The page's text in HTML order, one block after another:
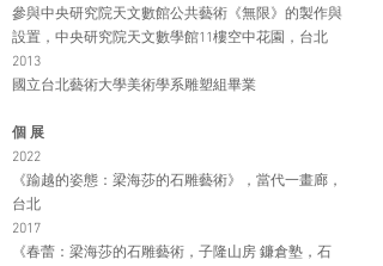
參與中央研究院天文數館公共藝術《無限》的製作與
設置，中央研究院天文數學館11樓空中花園，台北
2013
國立台北藝術大學美術學系雕塑組畢業
個 展
2022
《踰越的姿態：梁海莎的石雕藝術》，當代一畫廊，
台北
2017
《春蕾：梁海莎的石雕藝術，子隆山房 鐮倉塾，石